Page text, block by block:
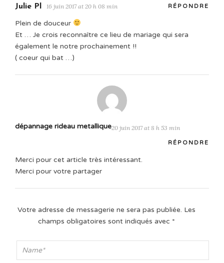
Julie Pl 16 juin 2017 at 20 h 08 min RÉPONDRE
Plein de douceur
Et … Je crois reconnaître ce lieu de mariage qui sera
également le notre prochainement !!
( coeur qui bat …)
dépannage rideau metallique20 juin 2017 at 8 h 53 min
RÉPONDRE
Merci pour cet article très intéressant.
Merci pour votre partager
Votre adresse de messagerie ne sera pas publiée. Les
champs obligatoires sont indiqués avec *